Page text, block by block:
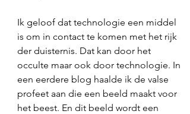
Ik geloof dat technologie een middel
is om in contact te komen met het rijk
der duisternis. Dat kan door het
occulte maar ook door technologie. In
een eerdere blog haalde ik de valse
profeet aan die een beeld maakt voor
het beest. En dit beeld wordt een